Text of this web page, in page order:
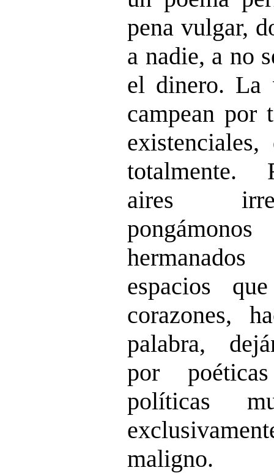
pena vulgar,
a nadie, a no
el dinero. La
campean por
existenciales,
totalmente.
aires
espacios
corazones,
palabra,
por
políticas
maligno.